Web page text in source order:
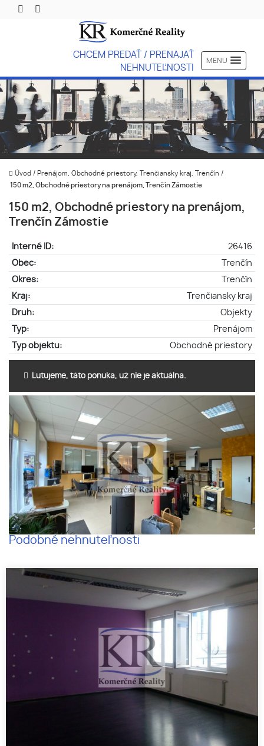
CHCEM PREDAŤ / PRENAJAŤ
NEHNUTEĽNOSTI
MENU
Úvod / Prenájom, Obchodné priestory, Trenčiansky kraj, Trenčín /
150 m2, Obchodné priestory na prenájom, Trenčín Zámostie
150 m2, Obchodné priestory na prenájom,
Trenčín Zámostie
Interné ID:
26416
Obec:
Trenčín
Okres:
Trenčín
Kraj:
Trenčiansky kraj
Druh:
Objekty
Typ:
Prenájom
Typ objektu:
Obchodné priestory
Ľutujeme, táto ponuka, už nie je aktuálna.
Podobné nehnuteľnosti